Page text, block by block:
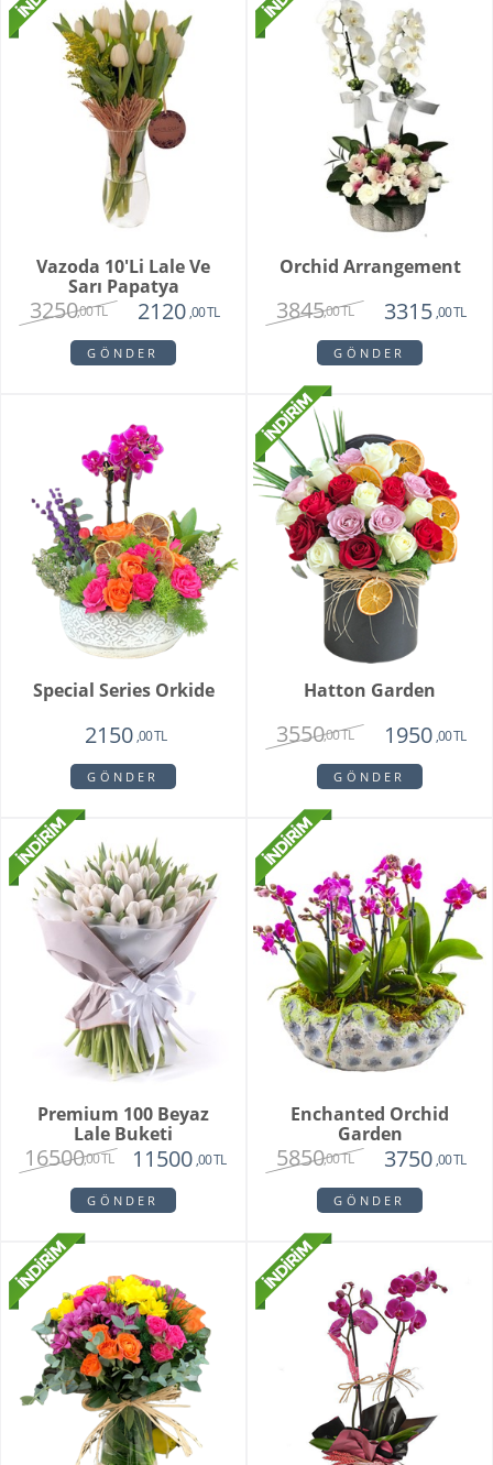
Vazoda 10'li Lale Ve
Sarı Papatya
3250,00 TL 2120 ,00 TL
GÖNDER
Orchid Arrangement
3845,00 TL 3315 ,00 TL
GÖNDER
Special Series Orkide
2150 ,00 TL
GÖNDER
Hatton Garden
3550,00 TL 1950 ,00 TL
GÖNDER
Premium 100 Beyaz
Lale Buketi
16500,00 TL 11500 ,00 TL
GÖNDER
Enchanted Orchid
Garden
5850,00 TL 3750 ,00 TL
GÖNDER